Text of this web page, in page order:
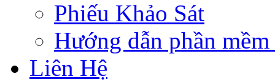
Phiếu Khảo Sát
Hướng dẫn phần
Liên Hệ